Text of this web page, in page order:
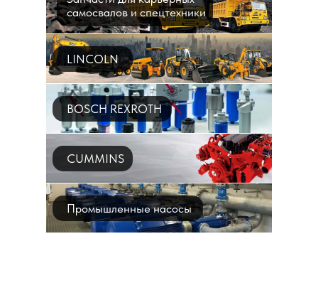
самосвалов и спецтехники
LINCOLN
BOSCH REXROTH
CUMMINS
Промышленные насосы